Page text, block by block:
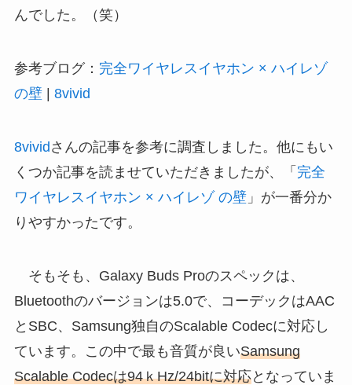
んでした。（笑）
参考ブログ： 完全ワイヤレスイヤホン × ハイレゾ
の壁| 8vivid
8vividさんの記事を参考に調査しました。他にもい
くつか記事を読ませていただきましたが、「 完全
ワイヤレスイヤホン × ハイレゾ の壁」が一番分か
りやすかったです。
そもそも、Galaxy Buds Proのスペックは、
Bluetoothのバージョンは5.0で、コーデックはAAC
とSBC、Samsung独自のScalable Codecに対応し
ています。この中で最も音質が良いSamsung
Scalable Codecは94ｋHz/24bitに対応となっていま